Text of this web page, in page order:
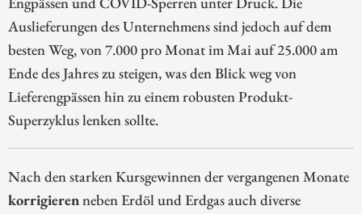
Auslieferungen des Unternehmens sind jedoch auf dem
besten Weg, von 7.000 pro Monat im Mai auf 25.000 am
Ende des Jahres zu steigen, was den Blick weg von
Lieferengpässen hin zu einem robusten Produkt-
Superzyklus lenken sollte.
Nach den starken Kursgewinnen der vergangenen Monate
korrigierenneben Erdöl und Erdgas auch diverse